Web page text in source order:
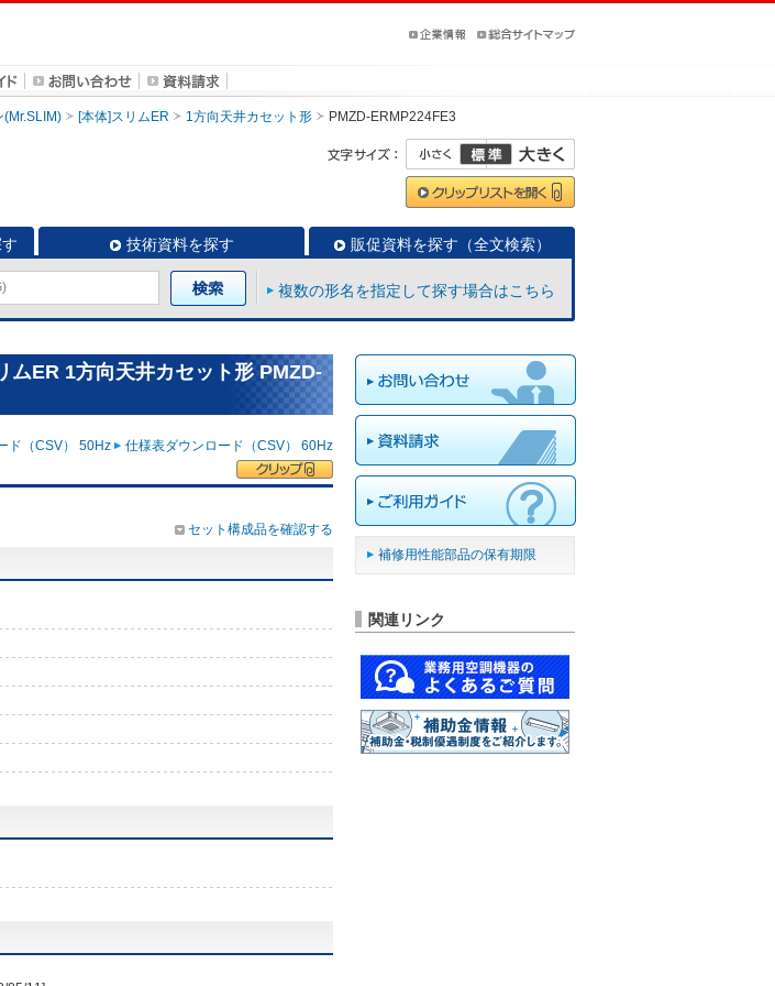
(Mr.SLIM) [本体]スリムER 1方向天井カセット形 PMZD-ERMP224FE3
技術資料を探す 販促資料を探す（全文検索）
複数の形名を指定して探す場合はこちら
ムER 1方向天井カセット形 PMZD-
ド（CSV） 50Hz 仕様表ダウンロード（CSV） 60Hz
セット構成品を確認する
補修用性能部品の保有期限
関連リンク